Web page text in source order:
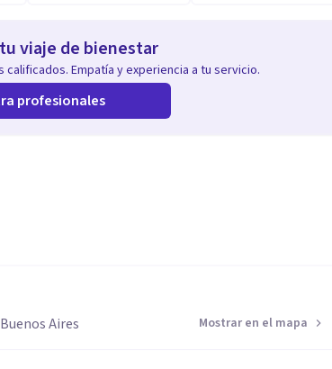
viaje de bienestar
Empatía y experiencia a tu servicio.
profesionales
Aires
Mostrar en el mapa